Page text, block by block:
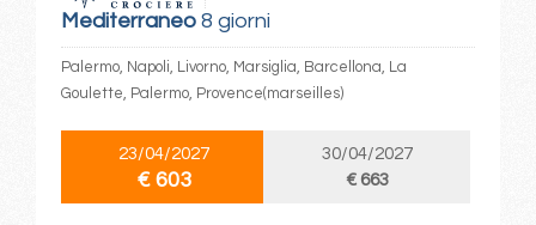
Mediterraneo8 giorni
Palermo, Napoli, Livorno, Marsiglia, Barcellona, La
Goulette, Palermo, Provence(marseilles)
23/04/2027
€ 603
30/04/2027
€ 663